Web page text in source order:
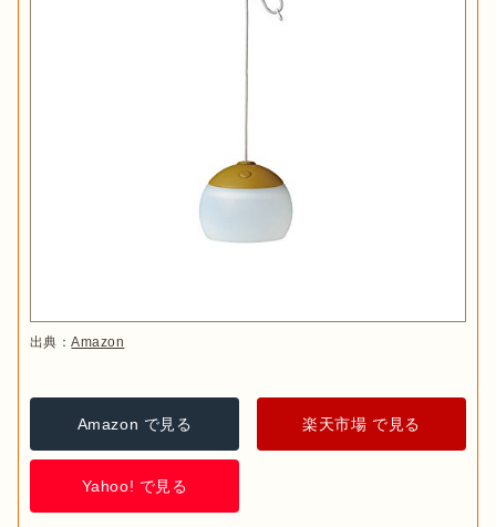
出典：Amazon
Amazon で見る 楽天市場 で見る
Yahoo! で見る